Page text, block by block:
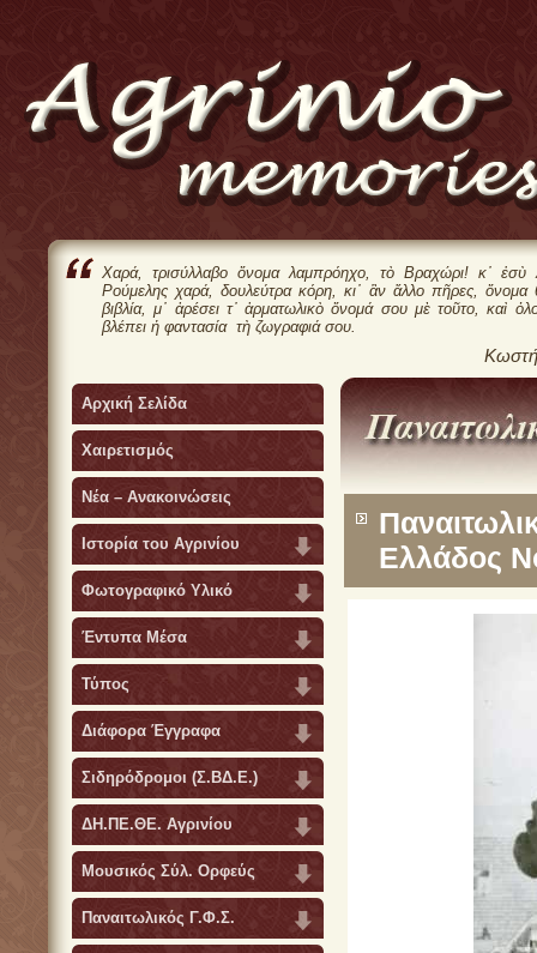
Χαρά, τρισύλλαβο ὄνομα λαμπρόηχο, τὸ Βραχώρι! κ᾿ ἐσὺ
Ρούμελης χαρά, δουλεύτρα κόρη, κι᾿ ἂν ἄλλο πῆρες, ὄνομα
βιβλία, μ᾿ ἀρέσει τ᾿ ἀρματωλικὸ ὄνομά σου μὲ τοῦτο, καὶ
βλέπει ἡ φαντασία τὴ ζωγραφιά σου.
Αρχική Σελίδα
Χαιρετισμός
Νέα – Ανακοινώσεις
Ιστορία του Αγρινίου
Φωτογραφικό Υλικό
Έντυπα Μέσα
Τύπος
Διάφορα Έγγραφα
Σιδηρόδρομοι (Σ.ΒΔ.Ε.)
ΔΗ.ΠΕ.ΘΕ. Αγρινίου
Μουσικός Σύλ. Ορφεύς
Παναιτωλικός Γ.Φ.Σ.
Ελλάδος